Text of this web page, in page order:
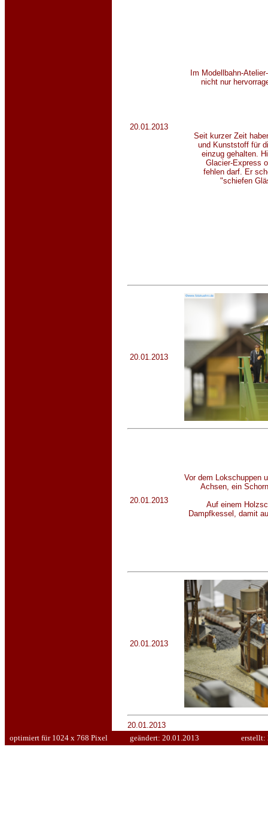
20.01.2013
Im Modellbahn-
nicht nur
Seit kurzer Zeit
und Kunststoff für
einzug gehalten.
Glacier-Express
fehlen darf. Er
"schiefen
20.01.2013
20.01.2013
Vor dem Lokschuppen
Achsen, ein
Auf einem
Dampfkessel, damit
20.01.2013
20.01.2013
optimiert für 1024 x 768 Pixel
geändert: 20.01.2013 erstellt: